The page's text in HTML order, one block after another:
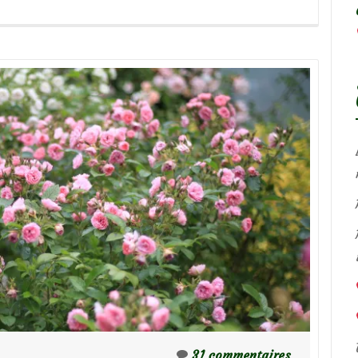
31 commentaires